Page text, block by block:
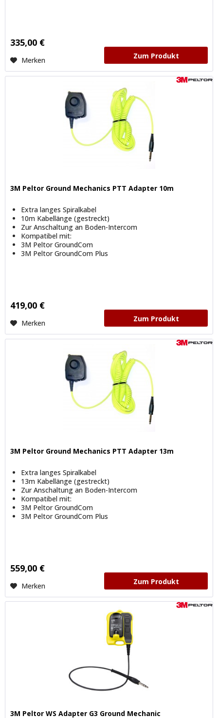
335,00 €
Merken Zum Produkt
3M Peltor Ground Mechanics PTT Adapter 10m
Extra langes Spiralkabel
10m Kabellänge (gestreckt)
Zur Anschaltung an Boden-Intercom
Kompatibel mit:
3M Peltor GroundCom
3M Peltor GroundCom Plus
419,00 €
Merken Zum Produkt
3M Peltor Ground Mechanics PTT Adapter 13m
Extra langes Spiralkabel
13m Kabellänge (gestreckt)
Zur Anschaltung an Boden-Intercom
Kompatibel mit:
3M Peltor GroundCom
3M Peltor GroundCom Plus
559,00 €
Merken Zum Produkt
3M Peltor WS Adapter G3 Ground Mechanic